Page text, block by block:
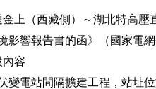
（西藏側）～湖北特高壓
影響報告書的函》（國家電
容
電站間隔擴建工程，站址位